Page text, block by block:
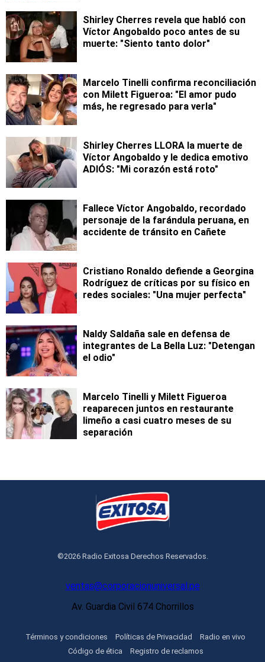
Shirley Cherres revela que habló con
Víctor Angobaldo poco antes de su
muerte: "Siento tanto dolor"
Marcelo Tinelli confirma reconciliación
con Milett Figueroa: "El amor pudo
más, he regresado para verla"
Shirley Cherres LLORA la muerte de
Víctor Angobaldo y le dedica emotivo
ADIÓS: "Mi corazón está roto"
Fallece Víctor Angobaldo, recordado
personaje de la farándula peruana, en
accidente de tránsito en Cañete
Cristiano Ronaldo defiende a Georgina
Rodríguez de críticas por su físico en
redes sociales: "Una mujer perfecta"
Naldy Saldaña sale en defensa de
integrantes de La Bella Luz: "Detengan
el odio"
Marcelo Tinelli y Milett Figueroa
reaparecen juntos en restaurante
limeño a casi cuatro meses de su
separación
©2026 Radio Exitosa Derechos Reservados.
ventas@corporacionuniversal.pe
Av. Guardia Civil 674 Chorrillos
Términos y condiciones Políticas de Privacidad
Radio en vivo
Código de ética
Registro de reclamos